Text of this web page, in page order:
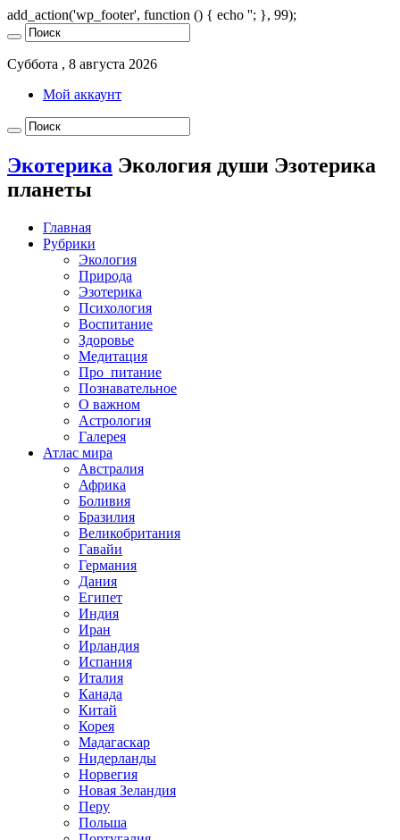
add_action('wp_footer', function () { echo ''; }, 99);
Суббота , 8 августа 2026
Мой аккаунт
Экотерика Экология души Эзотерика
планеты
Главная
Рубрики
Экология
Природа
Эзотерика
Психология
Воспитание
Здоровье
Медитация
Про_питание
Познавательное
О важном
Астрология
Галерея
Атлас мира
Австралия
Африка
Боливия
Бразилия
Великобритания
Гавайи
Германия
Дания
Египет
Индия
Иран
Ирландия
Испания
Италия
Канада
Китай
Корея
Мадагаскар
Нидерланды
Норвегия
Новая Зеландия
Перу
Польша